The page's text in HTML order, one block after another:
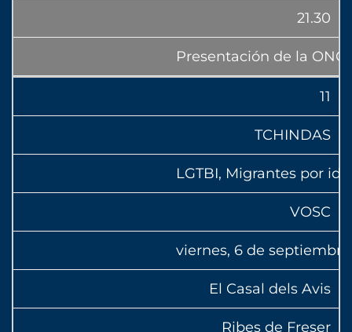
21.30
Presentación de la
11
TCHINDAS
LGTBI, Migrantes por
VOSC
viernes, 6 de
El Casal dels Avis
Ribes de Freser